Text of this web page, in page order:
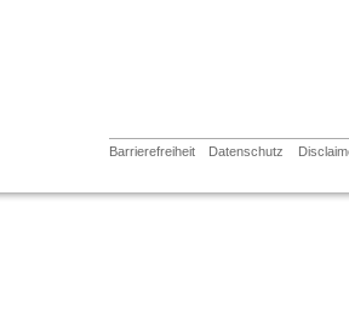
Barrierefreiheit Datenschutz